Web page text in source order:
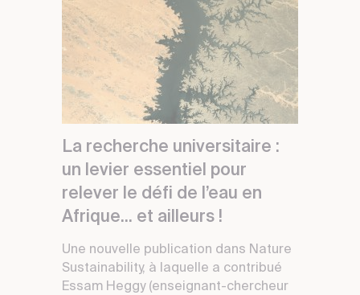
La recherche universitaire :
un levier essentiel pour
relever le défi de l’eau en
Afrique... et ailleurs !
Une nouvelle publication dans Nature
Sustainability, à laquelle a contribué
Essam Heggy (enseignant-chercheur